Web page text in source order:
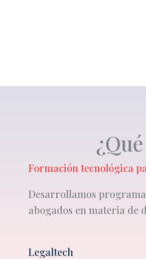
Formación tecnológica
Desarrollamos
abogados en materia de
Legaltech